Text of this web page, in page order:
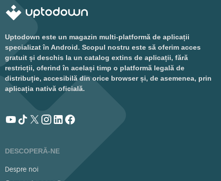
Uptodown este un magazin multi-platformă de aplicații
specializat în Android. Scopul nostru este să oferim acces
gratuit și deschis la un catalog extins de aplicații, fără
restricții, oferind în același timp o platformă legală de
distribuție, accesibilă din orice browser și, de asemenea, prin
aplicația nativă oficială.
DESCOPERĂ-NE
Despre noi